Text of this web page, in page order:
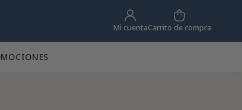
Mi cuentaCarrito de compra